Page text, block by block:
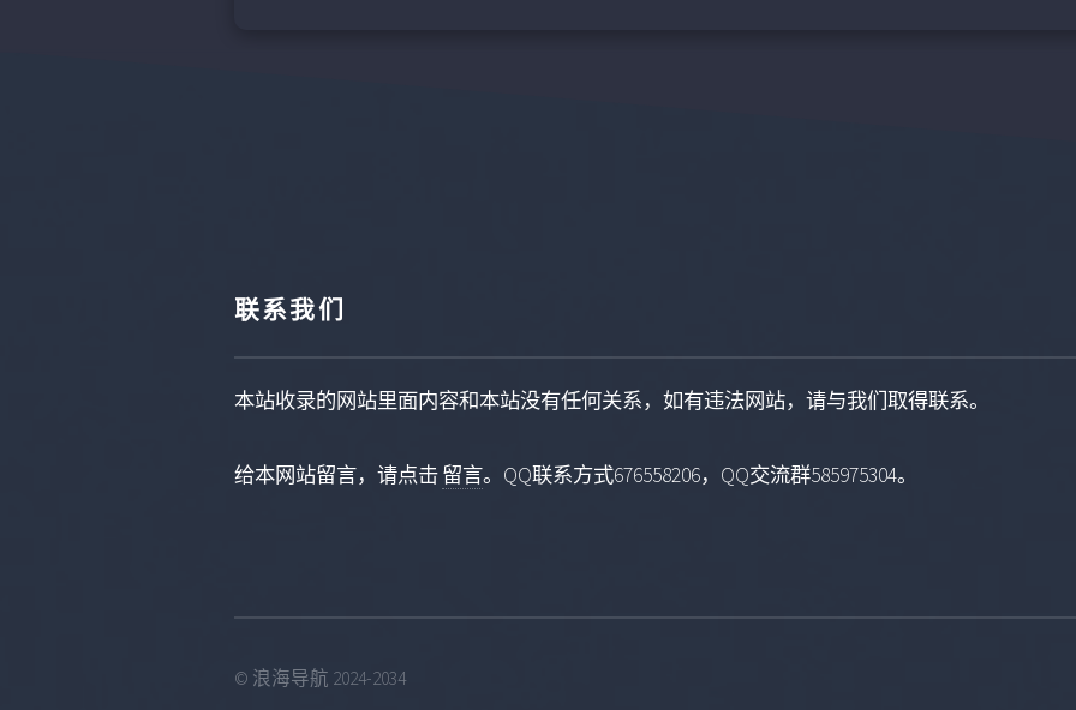
联系我们
本站收录的网站里面内容和本站没有任何关系，如有违法网站，请与我们取得联系。
给本网站留言，请点击留言。QQ联系方式676558206，QQ交流群585975304。
© 浪海导航 2024-2034